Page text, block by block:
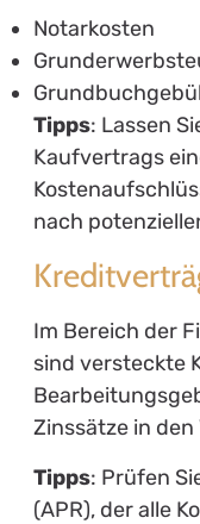
Notarkosten
Tipps: Lassen
Kaufvertrags
nach
Im Bereich der
sind versteckte
Zinssätze in
Tipps: Prüfen
(APR), der alle